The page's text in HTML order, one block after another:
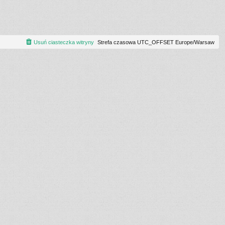
Strefa czasowa UTC_OFFSET Europe/Warsaw
Usuń ciasteczka witryny